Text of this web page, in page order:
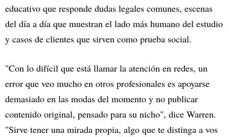
educativo que responde dudas legales comunes, escenas
del día a día que muestran el lado más humano del estudio
y casos de clientes que sirven como prueba social.
"Con lo difícil que está llamar la atención en redes, un
error que veo mucho en otros profesionales es apoyarse
demasiado en las modas del momento y no publicar
contenido original, pensado para su nicho", dice Warren.
"Sirve tener una mirada propia, algo que te distinga a vos